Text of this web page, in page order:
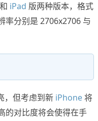
iPad 版两种版本，格式
率分别是 2706x2706 与
，但考虑到新 iPhone将
的对比度将会使得在手